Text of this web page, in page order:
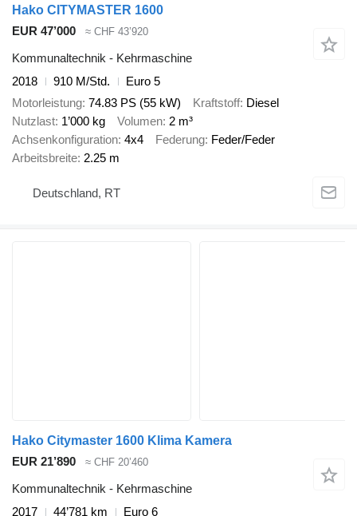
Hako CITYMASTER 1600
EUR 47’000
≈ CHF 43’920
Kommunaltechnik - Kehrmaschine
2018
910 M/Std.
Euro 5
Motorleistung 74.83 PS (55 kW) Kraftstoff Diesel
Nutzlast 1’000 kg Volumen 2 m³
Achsenkonfiguration 4x4 Federung Feder/Feder
Arbeitsbreite 2.25 m
Deutschland, RT
Hako Citymaster 1600 Klima Kamera
EUR 21’890
≈ CHF 20’460
Kommunaltechnik - Kehrmaschine
2017
44’781 km Euro 6